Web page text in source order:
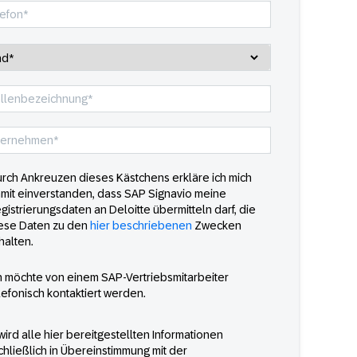
Ankreuzen dieses Kästchens erkläre ich mich
einverstanden, dass SAP Signavio meine
an Deloitte übermitteln darf, die
Daten zu den hier beschriebenen Zwecken
möchte von einem SAP-Vertriebsmitarbeiter
kontaktiert werden.
alle hier bereitgestellten Informationen
in Übereinstimmung mit der